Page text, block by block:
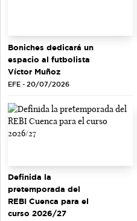
Boniches dedicará un
espacio al futbolista
Víctor Muñoz
EFE - 20/07/2026
Definida la
pretemporada del
REBI Cuenca para el
curso 2026/27